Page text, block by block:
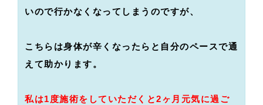
いので行かなくなってしまうのですが、
こちらは身体が辛くなったらと自分のペースで通
えて助かります。
私は1度施術をしていただくと2ヶ月元気に過ご